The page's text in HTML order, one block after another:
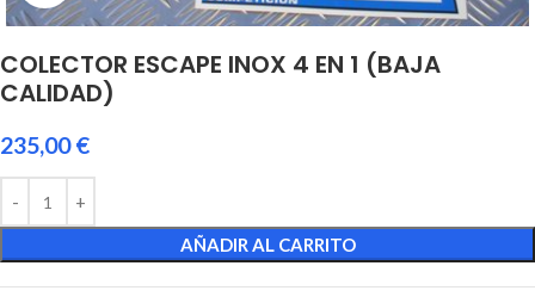
COLECTOR ESCAPE INOX 4 EN 1 (BAJA
CALIDAD)
235,00€
AÑADIR AL CARRITO